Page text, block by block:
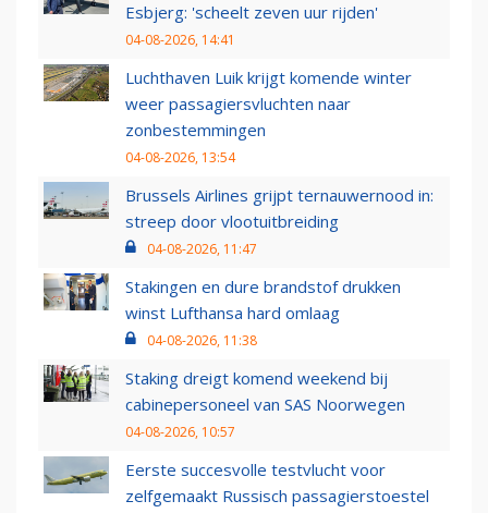
Esbjerg: 'scheelt zeven uur rijden'
04-08-2026, 14:41
Luchthaven Luik krijgt komende winter
weer passagiersvluchten naar
zonbestemmingen
04-08-2026, 13:54
Brussels Airlines grijpt ternauwernood in:
streep door vlootuitbreiding
04-08-2026, 11:47
Stakingen en dure brandstof drukken
winst Lufthansa hard omlaag
04-08-2026, 11:38
Staking dreigt komend weekend bij
cabinepersoneel van SAS Noorwegen
04-08-2026, 10:57
Eerste succesvolle testvlucht voor
zelfgemaakt Russisch passagierstoestel